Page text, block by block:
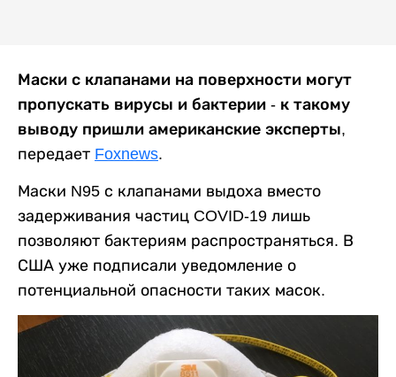
Маски с клапанами на поверхности могут
пропускать вирусы и бактерии - к такому
выводу пришли американские эксперты,
передает Foxnews.
Маски N95 с клапанами выдоха вместо
задерживания частиц COVID-19 лишь
позволяют бактериям распространяться. В
США уже подписали уведомление о
потенциальной опасности таких масок.